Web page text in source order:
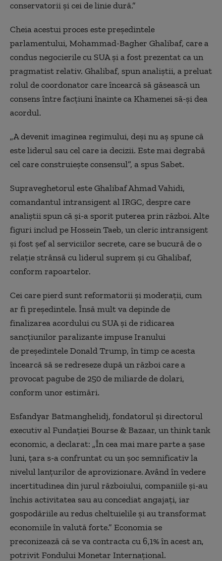
conservatorii și cei de linie dură.”
Cheia acestui proces este președintele
parlamentului, Mohammad-Bagher Ghalibaf, care a
condus negocierile cu SUA și a fost prezentat ca un
pragmatist relativ. Ghalibaf, spun analiștii, a preluat
rolul de coordonator care încearcă să găsească un
consens între facțiuni înainte ca Khamenei să-și dea
acordul.
„A devenit imaginea regimului, deși nu aș spune că
este liderul sau cel care ia decizii. Este mai degrabă
cel care construiește consensul”, a spus Sabet.
Supraveghetorul esteGhalibaf Ahmad Vahidi,
comandantul intransigent al IRGC, despre care
analiștii spun că și-a sporit puterea prinrăzboi. Alte
figuri includ pe Hossein Taeb, un cleric intransigent
și fost șef al serviciilor secrete, care se bucură de o
relație strânsă cu liderul suprem și cu Ghalibaf,
conform rapoartelor.
Cei care pierd sunt reformatorii și moderații, cum
ar fi președintele. Însă mult va depinde de
finalizarea acordului cu SUA și de ridicarea
sancțiunilor paralizante impuse Iranului
de președinteleDonaldTrump, în timp ce acesta
încearcă să se redreseze după un război care a
provocat pagube de 250 de miliarde de dolari,
conform unor estimări.
Esfandyar Batmanghelidj, fondatorul și directorul
executiv al Fundației Bourse & Bazaar, un think tank
economic, a declarat: „În cea mai mare parte a șase
luni, țara s-a confruntat cu un șoc semnificativ la
nivelul lanțurilor de aprovizionare. Având în vedere
incertitudinea din jurul războiului, companiile și-au
închis activitatea sau au concediat angajați, iar
gospodăriile au redus cheltuielile și au transformat
economiile în valută forte.” Economia se
preconizează că se va contracta cu 6,1% în acest an,
potrivit Fondului Monetar Internațional.